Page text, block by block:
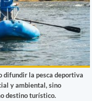
difundir la pesca deportiva
y ambiental, sino
destino turístico.